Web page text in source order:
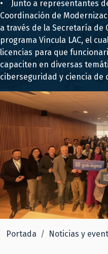
• Junto a representantes
Coordinación de
a través de la Secretaría de
programa Vincula LAC, el
licencias para que
capaciten en diversas
ciberseguridad y ciencia de
Portada Noticias y